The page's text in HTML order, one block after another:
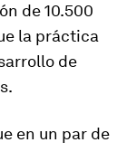
de 10.500
la práctica
de
en un par de